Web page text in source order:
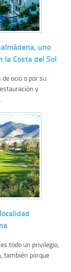
uno
la Costa del Sol
ocio o por su
y
todo un privilegio,
también porque